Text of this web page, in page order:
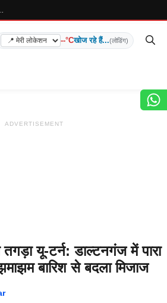
--°Cखोज रहे हैं...(लोडिंग)
ADVERTISEMENT
यू-टर्न: डाल्टनगंज में पारा
बारिश से बदला मिजाज